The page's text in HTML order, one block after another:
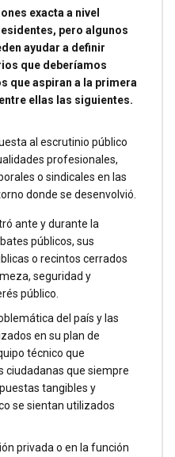
exacta a nivel
pero algunos
ayudar a definir
que deberíamos
que aspiran a la primera
ellas las siguientes.
al escrutinio público
profesionales,
o sindicales en las
donde se desenvolvió.
ante y durante la
públicos, sus
o recintos cerrados
seguridad y
público.
del país y las
en su plan de
técnico que
ciudadanas que siempre
tangibles y
se sientan utilizados
privada o en la función